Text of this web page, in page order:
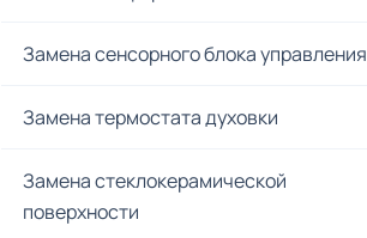
Замена сенсорного блока управления
Замена термостата духовки
Замена стеклокерамической
поверхности